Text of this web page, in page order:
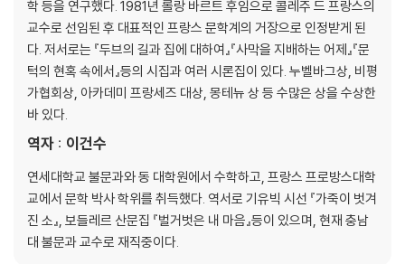
학 등을 연구했다. 1981년 롤랑 바르트 후임으로 콜레주 드 프랑스의
교수로 선임된 후 대표적인 프랑스 문학계의 거장으로 인정받게 된
다. 저서로는 『두브의 길과 집에 대하여』『사막을 지배하는 어제』『문
턱의 현혹 속에서』등의 시집과 여러 시론집이 있다. 누벨바그상, 비평
가협회상, 아카데미 프랑세즈 대상, 몽테뉴 상 등 수많은 상을 수상한
바 있다.
역자 : 이건수
연세대학교 불문과와 동 대학원에서 수학하고, 프랑스 프로방스대학
교에서 문학 박사 학위를 취득했다. 역서로 기유빅 시선 『가죽이 벗겨
진 소』, 보들레르 산문집 『벌거벗은 내 마음』등이 있으며, 현재 충남
대 불문과 교수로 재직중이다.